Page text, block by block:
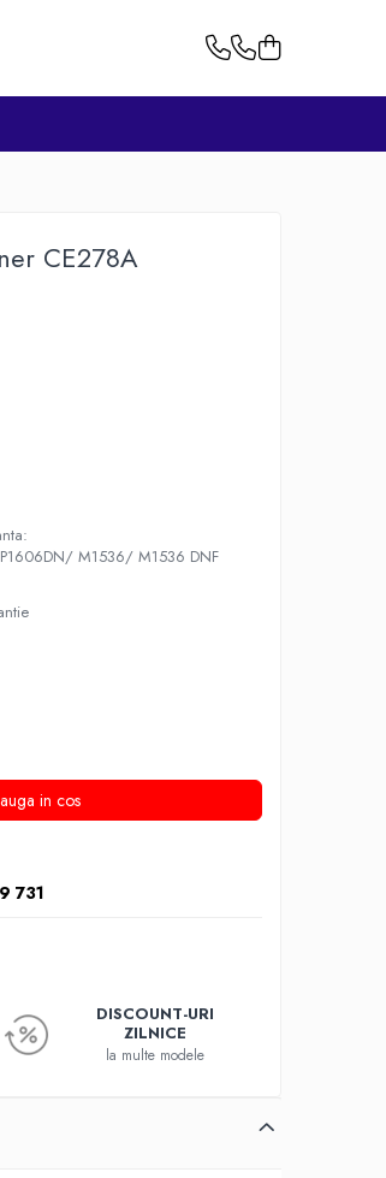
CE278A
M1536/ M1536 DNF
in cos
731
DISCOUNT-URI
ZILNICE
la multe modele